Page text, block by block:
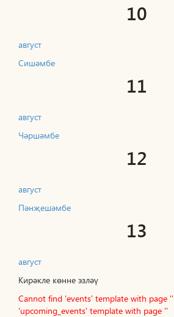
10
август
Сишәмбе
11
август
Чәршәмбе
12
август
Пәнҗешәмбе
13
август
Кирәкле көнне эзләү
Cannot find 'events' template with page ''
'upcoming_events' template with page ''